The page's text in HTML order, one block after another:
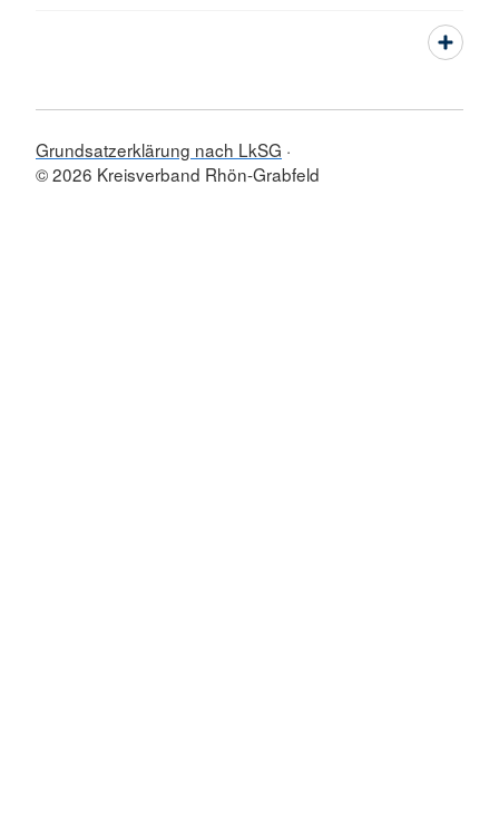
Grundsatzerklärung nach LkSG
© 2026 Kreisverband Rhön-Grabfeld